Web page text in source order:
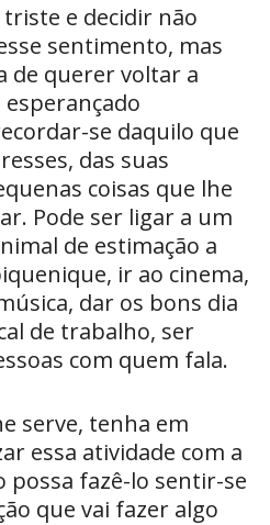
e decidir não
sentimento, mas
de querer voltar a
se daquilo que
das suas
coisas que lhe
Pode ser ligar a um
de estimação a
ir ao cinema,
dar os bons dia
de trabalho, ser
com quem fala.
serve, tenha em
essa atividade com a
possa fazê-lo sentir-se
que vai fazer algo